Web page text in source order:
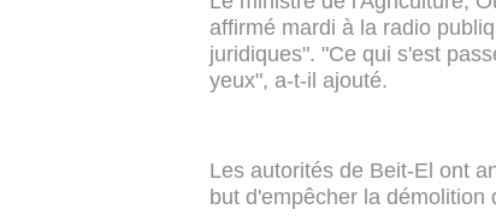
affirmé mardi à la radio
juridiques". "Ce qui s'est
yeux", a-t-il ajouté.
Les autorités de Beit-El ont
but d'empêcher la démolition